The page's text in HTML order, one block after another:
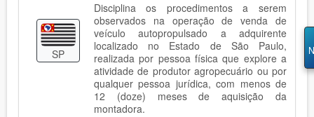
SP
Disciplina os procedimentos a serem
observados na operação de venda de
veículo autopropulsado a adquirente
localizado no Estado de São Paulo,
realizada por pessoa física que explore a
atividade de produtor agropecuário ou por
qualquer pessoa jurídica, com menos de
12 (doze) meses de aquisição da
montadora.